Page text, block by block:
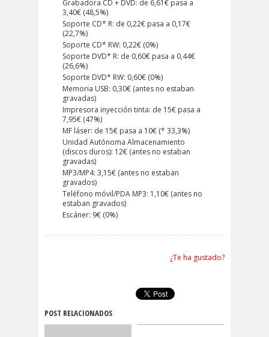
Grabadora CD + DVD: de 6,61€ pasa a
3,40€ (48,5%)
Soporte CD* R: de 0,22€ pasa a 0,17€
(22,7%)
Soporte CD* RW: 0,22€ (0%)
Soporte DVD* R: de 0,60€ pasa a 0,44€
(26,6%)
Soporte DVD* RW: 0,60€ (0%)
Memoria USB: 0,30€ (antes no estaban
gravadas)
Impresora inyección tinta: de 15€ pasa a
7,95€ (47%)
MF láser: de 15€ pasa a 10€ (* 33,3%)
Unidad Autónoma Almacenamiento
(discos duros): 12€ (antes no estaban
gravadas)
MP3/MP4: 3,15€ (antes no estaban
gravados)
Teléfono móvil/PDA MP3: 1,10€ (antes no
estaban gravados)
Escáner: 9€ (0%)
¿Te ha gustado?
POST RELACIONADOS